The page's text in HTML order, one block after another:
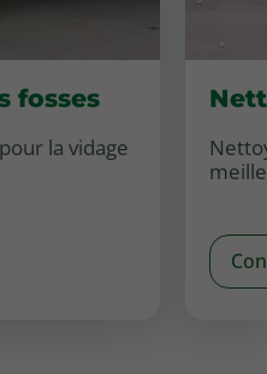
fosses
la vidage